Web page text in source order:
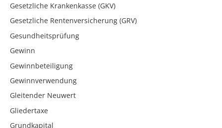
Gesetzliche Krankenkasse (GKV)
Gesetzliche Rentenversicherung (GRV)
Gesundheitsprüfung
Gewinn
Gewinnbeteiligung
Gewinnverwendung
Gleitender Neuwert
Gliedertaxe
Grundkapital